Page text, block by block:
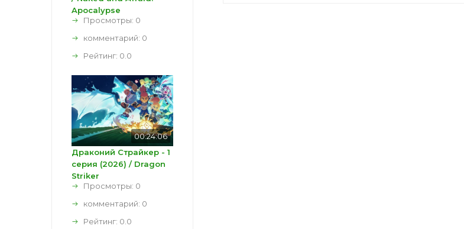
Apocalypse
Просмотры: 0
комментарий: 0
Рейтинг: 0.0
00:24:06
Драконий Страйкер - 1
серия (2026) / Dragon
Striker
Просмотры: 0
комментарий: 0
Рейтинг: 0.0